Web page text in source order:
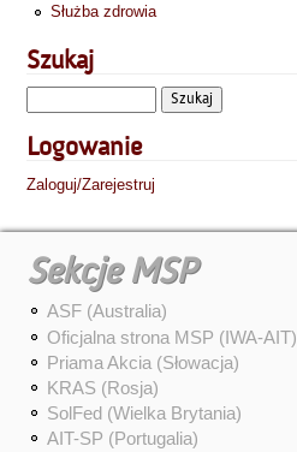
Służba zdrowia
Szukaj
Logowanie
Zaloguj/Zarejestruj
Sekcje MSP
ASF (Australia)
Oficjalna strona MSP (IWA-AIT)
Priama Akcia (Słowacja)
KRAS (Rosja)
SolFed (Wielka Brytania)
AIT-SP (Portugalia)